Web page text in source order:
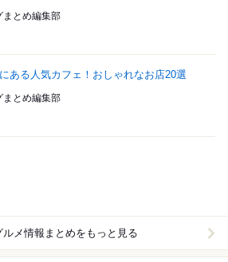
まとめ編集部
ある人気カフェ！おしゃれなお店20選
まとめ編集部
ルメ情報まとめをもっと見る